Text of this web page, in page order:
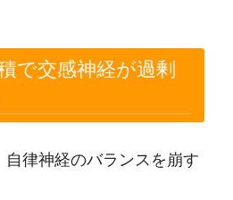
で交感神経が過剰
律神経のバランスを崩す